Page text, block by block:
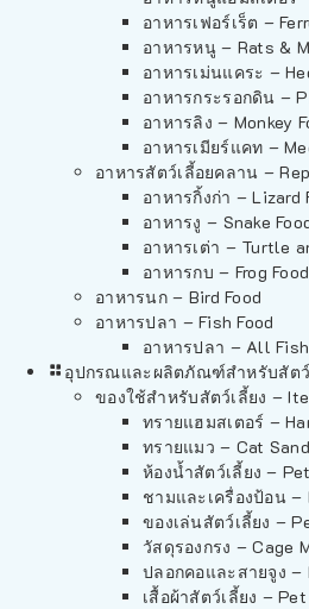
อาหารเฟอร์เร็ต –
อาหารหนู – Rats &
อาหารเม่นแคระ –
อาหารกระรอกดิน –
อาหารลิง – Monkey
อาหารเมียร์แคท –
อาหารสัตว์เลี้อยคลาน –
อาหารกิ้งก่า – Lizard
อาหารงู – Snake
อาหารเต่า – Turtle
อาหารกบ – Frog Food
อาหารนก – Bird Food
อาหารปลา – Fish Food
อาหารปลา – All Fish
อุปกรณและผลิตภัณฑ์สำหรับสัตว์
ของใช้สำหรับสัตว์เลี้ยง –
ทรายแฮมสเตอร์ –
ทรายแมว – Cat Sand
ห้องน้ำสัตว์เลี้ยง –
ชามและเครื่องป้อน –
ของเล่นสัตว์เลี้ยง –
วัสดุรองกรง – Cage
ปลอกคอและสายจูง
เสื้อผ้าสัตว์เลี้ยง –